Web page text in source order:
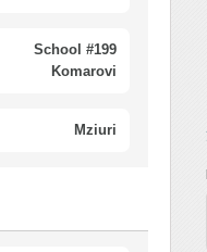
School #199
Komarovi
Mziuri